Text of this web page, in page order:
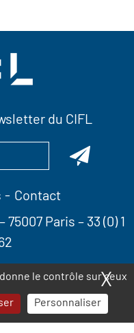
le contrôle sur ceux
Personnaliser
X
du CIFL
Contact
– 75007 Paris – 33 (0) 1